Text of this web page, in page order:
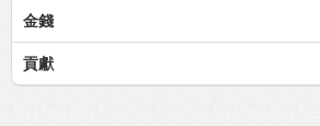
金錢
貢獻